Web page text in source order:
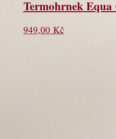
Termohrnek
949,00 Kč